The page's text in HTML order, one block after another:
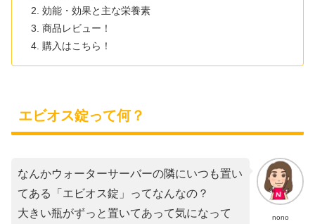
効能・効果と主な栄養素
商品レビュー！
購入はこちら！
エビオス錠って何？
nono
なんかウォーターサーバーの隣にいつも置い
てある「エビオス錠」ってなんなの？
大きい瓶がずっと置いてあって気になって